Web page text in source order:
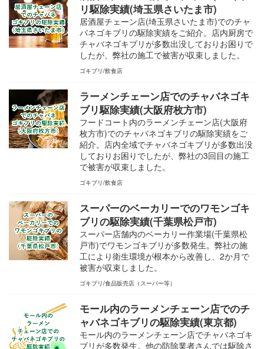
リ駆除実績(埼玉県さいたま市)
居酒屋チェーン店(埼玉県さいたま市)でのチャ
バネゴキブリの駆除実績をご紹介。店内厨房で
チャバネゴキブリが多数出没しておりお困りで
したが、弊社の施工で被害が収束しました。
ゴキブリ 飲食店
ラーメンチェーン店でのチャバネゴキ
ブリ駆除実績(大阪府枚方市)
フードコート内のラーメンチェーン店(大阪府
枚方市)でのチャバネゴキブリの駆除実績をご
紹介。店内全域でチャバネゴキブリが多数出没
しておりお困りでしたが、弊社の3回目の施工
で被害が収束しました。
ゴキブリ 飲食店
スーパーのベーカリーでのワモンゴキ
ブリの駆除実績(千葉県松戸市)
スーパー店舗内のベーカリー作業場(千葉県松
戸市)でワモンゴキブリが多数発生。弊社の施
工により衛生環境が根本から改善し、2か月で
被害が収束しました。
ゴキブリ 食品販売店（スーパー等）
モール内のラーメンチェーン店でのチ
ャバネゴキブリの駆除実績(東京都)
モール内のラーメンチェーン店でチャバネゴキ
ブリが多数発生。他の防除業者さんでは駆除さ